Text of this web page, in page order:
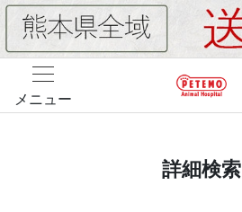
メニュー
詳細検索